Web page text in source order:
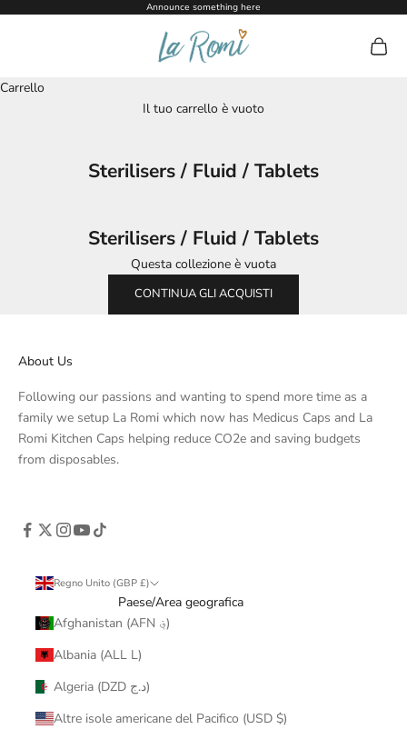
Announce something here
La Romi
Carrello
Il tuo carrello è vuoto
Sterilisers / Fluid / Tablets
Sterilisers / Fluid / Tablets
Questa collezione è vuota
CONTINUA GLI ACQUISTI
About Us
Following our passions and wanting to spend more time as a
family we setup La Romi which now has Medicus Caps and La
Romi Kitchen Caps helping reduce CO2e and saving budgets
from disposables.
Regno Unito (GBP £)
Paese/Area geografica
Afghanistan (AFN ؋)
Albania (ALL L)
Algeria (DZD د.ج)
Altre isole americane del Pacifico (USD $)